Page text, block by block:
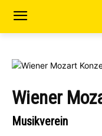
Wiener
Musikverein